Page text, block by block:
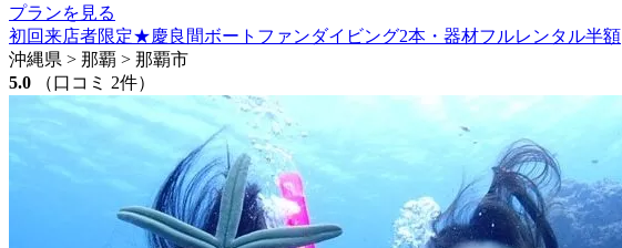
プランを見る
初回来店者限定★慶良間ボートファンダイビング2本・器材フルレンタル半額
沖縄県 > 那覇 > 那覇市
5.0
（口コミ 2件）